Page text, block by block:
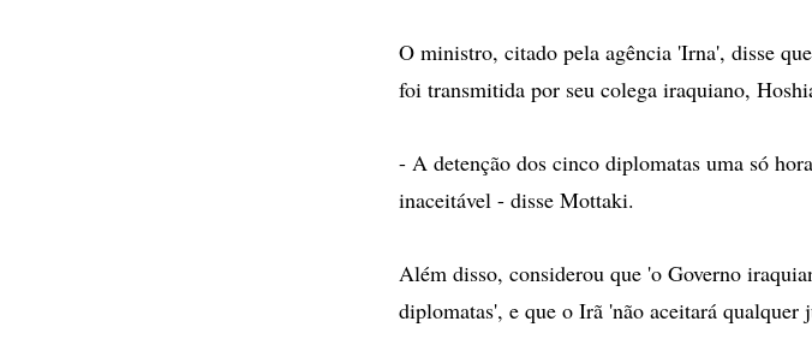
O ministro, citado pela agência 'Irna', disse
foi transmitida por seu colega iraquiano,
- A detenção dos cinco diplomatas uma só
inaceitável - disse Mottaki.
Além disso, considerou que 'o Governo
diplomatas', e que o Irã 'não aceitará